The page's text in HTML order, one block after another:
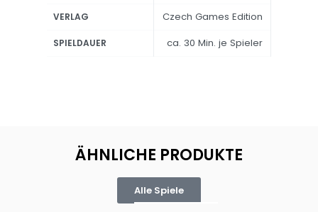
VERLAG Czech Games Edition
SPIELDAUER ca. 30 Min. je Spieler
ÄHNLICHE PRODUKTE
Alle Spiele